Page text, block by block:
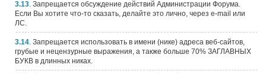
3.13. Запрещается обсуждение действий Администрации Форума.
Если Вы хотите что-то сказать, делайте это лично, через e-mail или
ЛС.
3.14 . Запрещается использовать в имени (нике) адреса веб-сайтов,
гpубые и нецензурные выражения, а также больше 70% ЗАГЛАВНЫХ
БУКВ в длинных никах.